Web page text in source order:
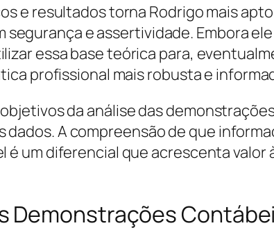
e resultados torna Rodrigo mais
e assertividade. Embora
essa base teórica para,
profissional mais robusta e
da análise das
A compreensão de que
é um diferencial que acrescenta
Demonstrações